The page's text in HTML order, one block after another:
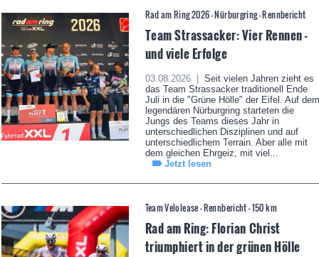
Rad am Ring 2026 - Nürburgring - Rennbericht
Team Strassacker: Vier Rennen -
und viele Erfolge
03.08.2026 |
Seit vielen Jahren zieht es
das Team Strassacker traditionell Ende
Juli in die "Grüne Hölle" der Eifel. Auf dem
legendären Nürburgring starteten die
Jungs des Teams dieses Jahr in
unterschiedlichen Disziplinen und auf
unterschiedlichem Terrain. Aber alle mit
dem gleichen Ehrgeiz, mit viel...
Jetzt lesen
Team Velolease - Rennbericht - 150 km
Rad am Ring: Florian Christ
triumphiert in der grünen Hölle